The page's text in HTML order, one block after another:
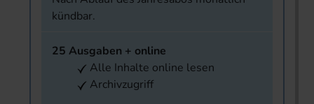
kündbar.
25 Ausgaben + online
Alle Inhalte online lesen
Archivzugriff